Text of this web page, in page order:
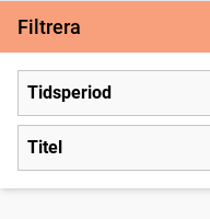
Filtrera
Tidsperiod
Titel